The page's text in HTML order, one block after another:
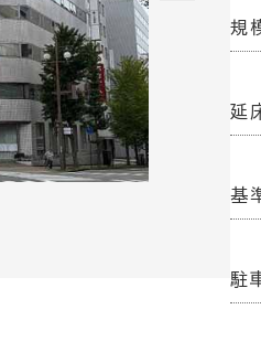
規
延
基
駐